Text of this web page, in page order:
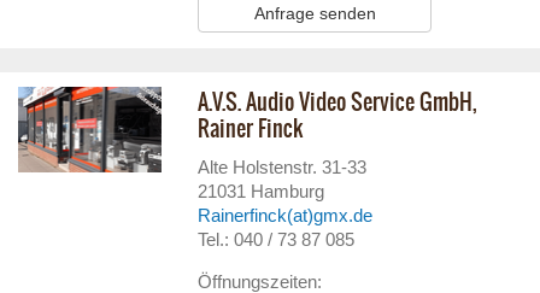
Anfrage senden
A.V.S. Audio Video Service GmbH,
Rainer Finck
Alte Holstenstr. 31-33
21031 Hamburg
Rainerfinck(at)gmx.de
Tel.: 040 / 73 87 085
Öffnungszeiten: